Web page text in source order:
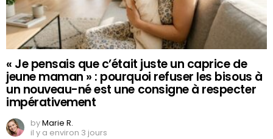
« Je pensais que c’était juste un caprice de
jeune maman » : pourquoi refuser les bisous à
un nouveau-né est une consigne à respecter
impérativement
byMarie R.
il y a environ 3 jours